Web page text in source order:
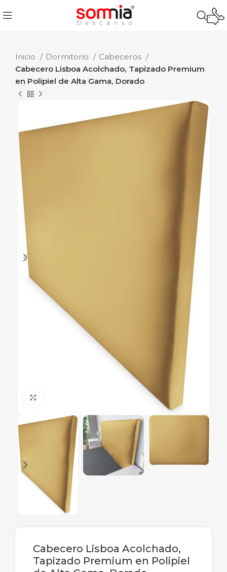
Inicio Dormitorio
Cabeceros
Cabecero Lisboa Acolchado, Tapizado Premium
en Polipiel de Alta Gama, Dorado
Cabecero Lisboa Acolchado,
Tapizado Premium en Polipiel